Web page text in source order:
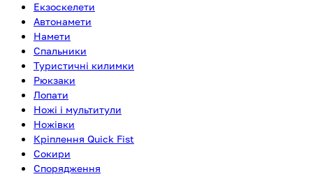
Екзоскелети
Автонамети
Намети
Спальники
Туристичні килимки
Рюкзаки
Лопати
Ножі і мультитули
Ножівки
Кріплення Quick Fist
Сокири
Спорядження